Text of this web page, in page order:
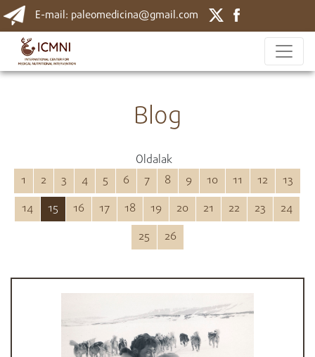
E-mail: paleomedicina@gmail.com
Blog
Oldalak
1
2 3 4 5 6 7 8 9 10 11 12
13
14
15 16 17 18 19 20 21 22 23
24
25
26